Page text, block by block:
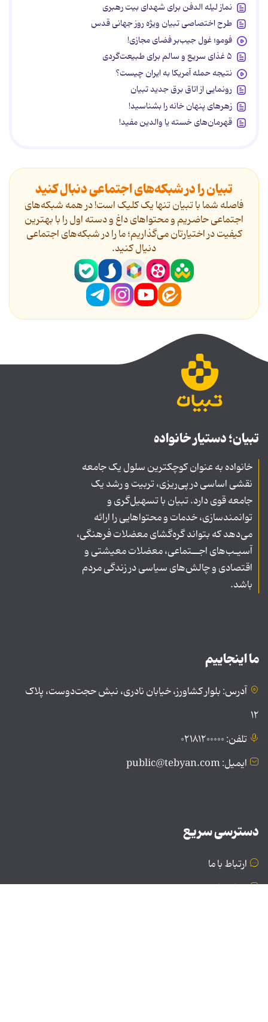
نماز لیله الدفن برای شهدای بیت رهبری
طرح اختصاصی تبیان ویژه روز جهانی قدس
فومو؛ غول جیب‌بر فضای مجازی!
۵ غذای سریع و سالم برای طبیعت‌گردی
نتیجه حمله آمریکا به ایران چیست؟
رونمایی از اتاق برق جدید تبیان
زهرهای پنهان خانه را بشناسید!
قهرمان‌های خسته یا والدین مفید!
تبیان را در شبکه‌های اجتماعی دنبال کنید
فاصله شما با تبیان تنها یک کلیک است! در همه شبکه‌های
اجتماعی حاضریم و محتواهای داغ و دسته اول را با بهترین
کیفیت در اختیارتان می‌گذاریم؛ ما را در شبکه‌های اجتماعی
دنیال کنید.
تبیان؛ دستیار خانواده
خانواده به عنوان کوچکترین سلول یک جامعه
نقشی اساسی در پی‌ریزی، تربیت و رشد یک
جامعه قوی دارد. تبیان با تسهیل‌گری و
توانمندسازی، خدمات و محتواهایی را ارائه
می‌دهد که بتواند گره‌گشای معضلات فرهنگی،
آسیـب‌های اجــتماعی، معضلات معیشتی و
اقتصادی و چالش‌های سیاسی در زندگی مردم
باشد.
ما اینجاییم
آدرس: بلوار کشاورز، خیابان نادری، نبش حجت‌دوست، پلاک
۱۲
تلفن: ۰۲۱۸۱۲۰۰۰۰۰
ایمیل: public@tebyan.com
دسترسی سریع
ارتباط با ما
درباره ما